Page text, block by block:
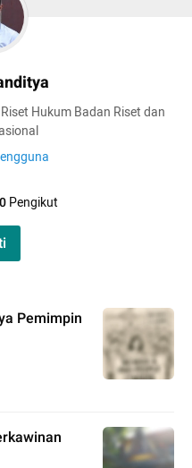
Hukum Badan Riset dan
0Pengikut
Pemimpin